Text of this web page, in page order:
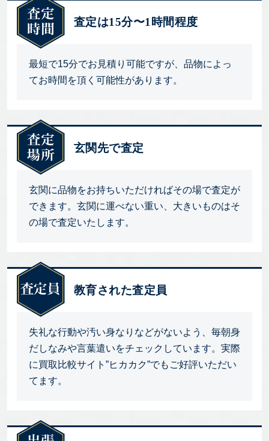
査定は15分〜1時間程度
最短で15分でお見積り可能ですが、品物によっ
てお時間を頂く可能性があります。
玄関先で査定
玄関に品物をお持ちいただければその場で査定が
できます。玄関に運べない重い、大きいものはそ
の場で査定いたします。
教育された査定員
失礼な行動や汚い身なりなどがないよう、毎朝身
だしなみや言葉遣いをチェックしています。実際
に買取比較サイト”ヒカカク”でもご好評いただい
てます。